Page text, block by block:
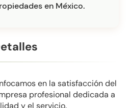
en la satisfacción del
profesional dedicada a
y el servicio.
en México.